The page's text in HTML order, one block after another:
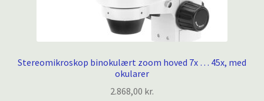
Stereomikroskop binokulært zoom hoved 7x … 45x, med
okularer
2.868,00 kr.